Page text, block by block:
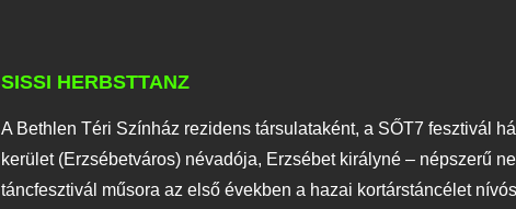
SISSI HERBSTTANZ
A Bethlen Téri Színház rezidens társulataként, a SŐT7 fesztivál
kerület (Erzsébetváros) névadója, Erzsébet királyné – népszerű
táncfesztivál műsora az első években a hazai kortárstáncélet